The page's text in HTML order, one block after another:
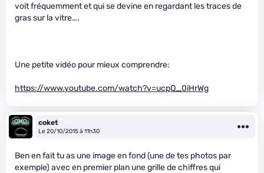
voit fréquemment et qui se devine en regardant les traces de
gras sur la vitre….
Une petite vidéo pour mieux comprendre:
https://www.youtube.com/watch?v=ucpQ_0iHrWg
coket
Le 20/10/2015 à 11h30
Ben en fait tu as une image en fond (une de tes photos par
exemple) avec en premier plan une grille de chiffres qui